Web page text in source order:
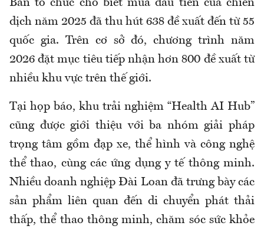
Ban tổ chức cho biết mùa đầu tiên của chiến
dịch năm 2025 đã thu hút 638 đề xuất đến từ 55
quốc gia. Trên cơ sở đó, chương trình năm
2026 đặt mục tiêu tiếp nhận hơn 800 đề xuất từ
nhiều khu vực trên thế giới.
Tại họp báo, khu trải nghiệm “Health AI Hub”
cũng được giới thiệu với ba nhóm giải pháp
trọng tâm gồm đạp xe, thể hình và công nghệ
thể thao, cùng các ứng dụng y tế thông minh.
Nhiều doanh nghiệp Đài Loan đã trưng bày các
sản phẩm liên quan đến di chuyển phát thải
thấp, thể thao thông minh, chăm sóc sức khỏe